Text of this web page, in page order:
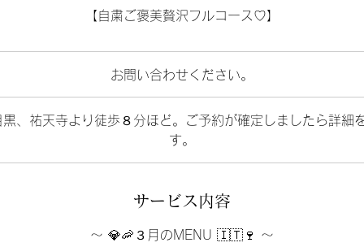
【自粛ご褒美贅沢フルコース♡】
お問い合わせください。
、祐天寺より徒歩８分ほど。ご予約が確定しましたら詳細
す。
サービス内容
〜 💎🦐３月のMENU 🇮🇹🍷 〜